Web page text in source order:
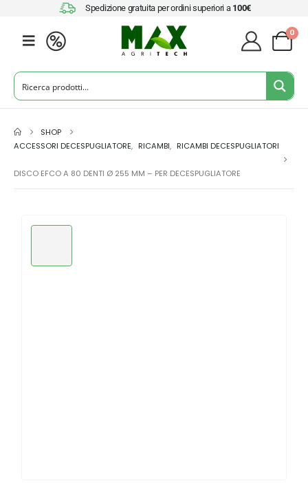
Spedizione gratuita per ordini superiori a 100€
0
SHOP
ACCESSORI DECESPUGLIATORE, RICAMBI, RICAMBI DECESPUGLIATORI
DISCO EFCO A 80 DENTI Ø 255 MM – PER DECESPUGLIATORE